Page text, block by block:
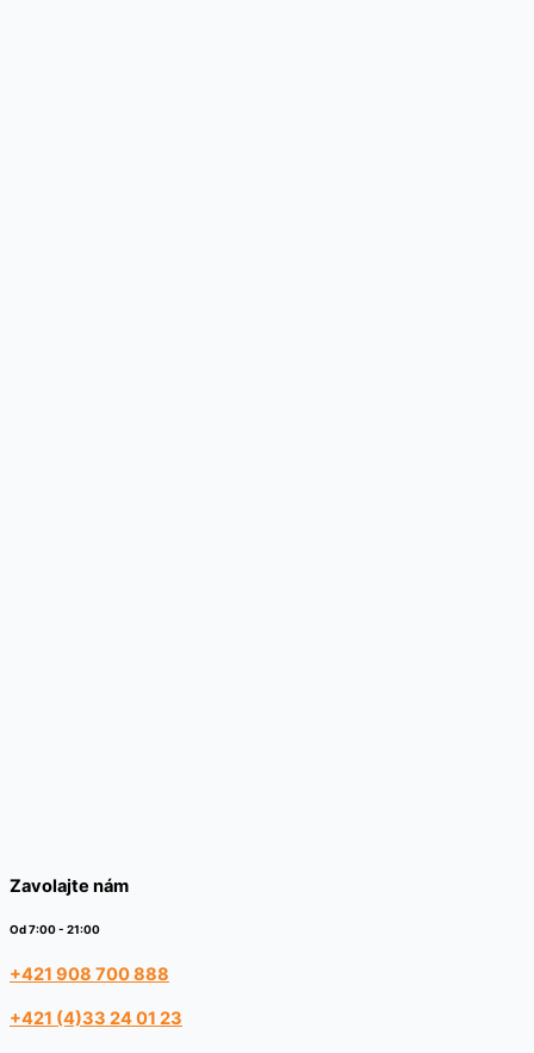
Zavolajte nám
Od 7:00 - 21:00
+421 908 700 888
+421 (4)33 24 01 23